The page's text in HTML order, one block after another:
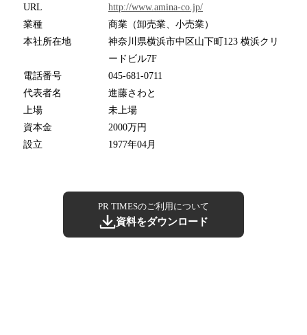
URL
http://www.amina-co.jp/
業種
商業（卸売業、小売業）
本社所在地
神奈川県横浜市中区山下町123 横浜クリ
ードビル7F
電話番号
045-681-0711
代表者名
進藤さわと
上場
未上場
資本金
2000万円
設立
1977年04月
PR TIMESのご利用について
資料をダウンロード